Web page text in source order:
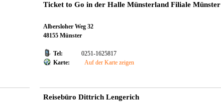
Ticket to Go in der Halle Münsterland Filiale Münster
Albersloher Weg 32
48155 Münster
Tel:
0251-1625817
Karte:
Auf der Karte zeigen
Reisebüro Dittrich Lengerich